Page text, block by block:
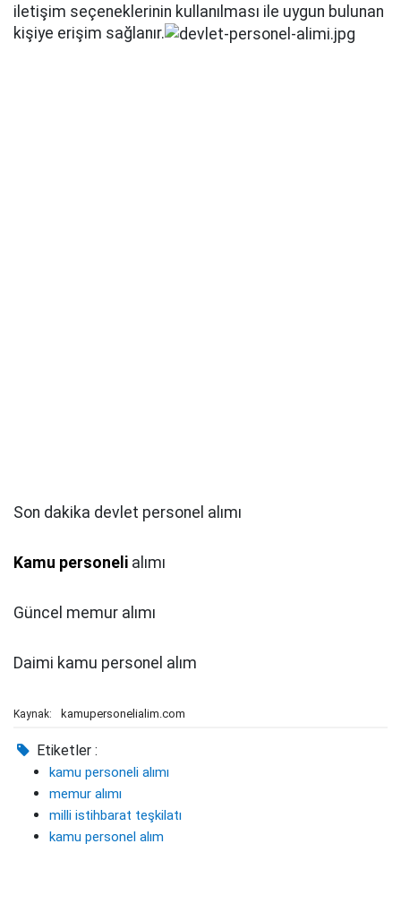
iletişim seçeneklerinin kullanılması ile uygun bulunan
kişiye erişim sağlanır.
Son dakika devlet personel alımı
Kamu personeli alımı
Güncel memur alımı
Daimi kamu personel alım
Kaynak: kamupersonelialim.com
Etiketler :
kamu personeli alımı
memur alımı
milli istihbarat teşkilatı
kamu personel alım